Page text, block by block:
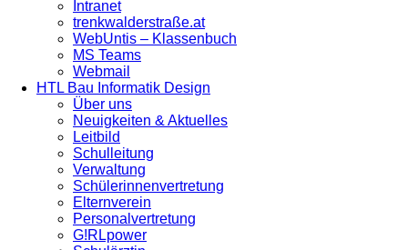
Intranet
trenkwalderstraße.at
WebUntis – Klassenbuch
MS Teams
Webmail
HTL Bau Informatik Design
Über uns
Neuigkeiten & Aktuelles
Leitbild
Schulleitung
Verwaltung
Schülerinnenvertretung
Elternverein
Personalvertretung
G!RLpower